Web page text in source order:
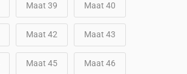
Maat 39 Maat 40
Maat 42 Maat 43
Maat 45 Maat 46